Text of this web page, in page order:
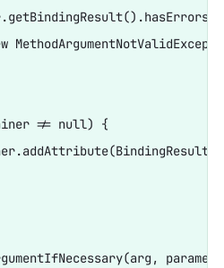
&&
!= null) {